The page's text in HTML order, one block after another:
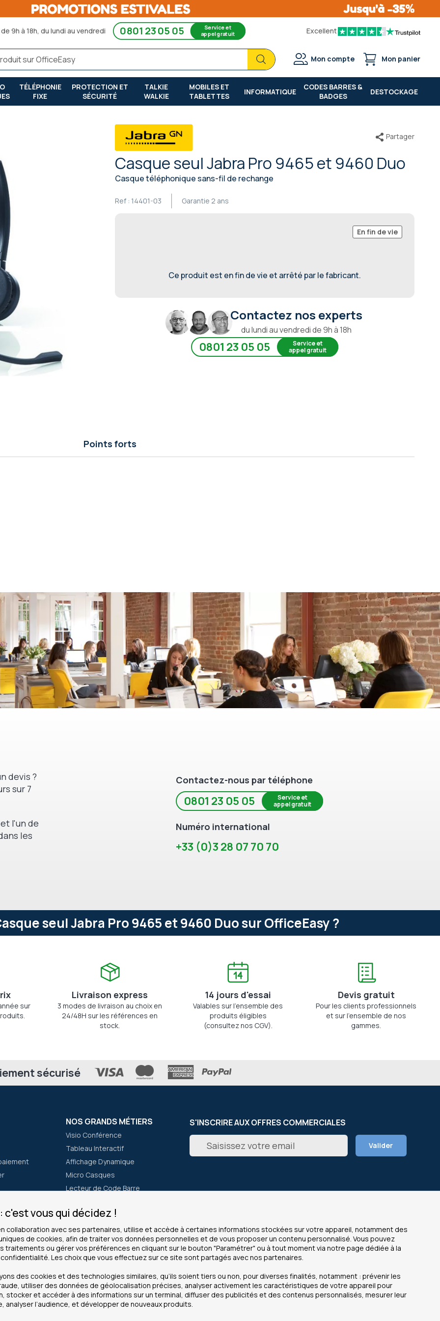
9h à 18h, du lundi au vendredi 0801 23 05 05 Service et
appel gratuit Excellent
Chercher
Chercher
Mon compte Mon panier
TÉLÉPHONIE
FIXE
PROTECTION ET
SÉCURITÉ
TALKIE
WALKIE
MOBILES ET
TABLETTES
INFORMATIQUE
CODES BARRES &
BADGES
DESTOCKAGE
Casque seul Jabra Pro 9465 et 9460 Duo
Casque téléphonique sans-fil de rechange
Garantie 2 ans
Ref : 14401-03
Partager
En fin de vie
Ce produit est en fin de vie et arrêté par le fabricant.
Contactez nos experts
du lundi au vendredi de 9h à 18h
0801 23 05 05
Service et
appel gratuit
Points forts
c'est vous qui décidez !
collaboration avec ses partenaires, utilise et accède à certaines informations stockées sur votre appareil, notamment des
de cookies, afin de traiter vos données personnelles et de vous proposer un contenu personnalisé. Vous pouvez
traitements ou gérer vos préférences en cliquant sur le bouton "Paramétrer" ou à tout moment via notre page dédiée à la
Les choix que vous effectuez sur ce site sont partagés avec nos partenaires.
des cookies et des technologies similaires, qu’ils soient tiers ou non, pour diverses finalités, notamment : prévenir les
utiliser des données de géolocalisation précises, analyser activement les caractéristiques de votre appareil pour
stocker et accéder à des informations sur un terminal, diffuser des publicités et des contenus personnalisés, mesurer leur
analyser l’audience, et développer de nouveaux produits.
devis ?
sur 7
l'un de
les
Contactez-nous par téléphone
0801 23 05 05
Service et
appel gratuit
Numéro international
+33 (0)3 28 07 70 70
seul Jabra Pro 9465 et 9460 Duo sur OfficeEasy ?
sur
Livraison express
3 modes de livraison au choix en
24/48H sur les références en
stock.
14 jours d'essai
Valables sur l'ensemble des
produits éligibles
(consultez nos CGV).
Devis gratuit
Pour les clients professionnels
et sur l'ensemble de nos
gammes.
sécurisé
NOS GRANDS MÉTIERS
Visio Conférence
Tableau Interactif
Affichage Dynamique
Micro Casques
Lecteur de Code Barre
?
CLIENTS PROS
Service grands comptes
Modes de paiement
La garantie pro
Revendeurs
S'INSCRIRE AUX OFFRES COMMERCIALES
Inscription
notre
Valider
INFOS
Cookies
Mentions légales
CGV
Plan de site
Recherches courantes
NOS SITES
OfficeEasy France
OfficeEasy Belgium
OfficeEasy Spain